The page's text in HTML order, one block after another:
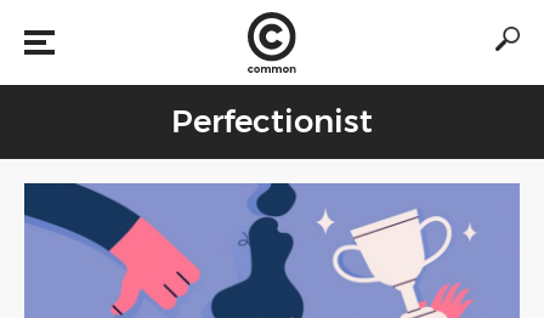
Perfectionist